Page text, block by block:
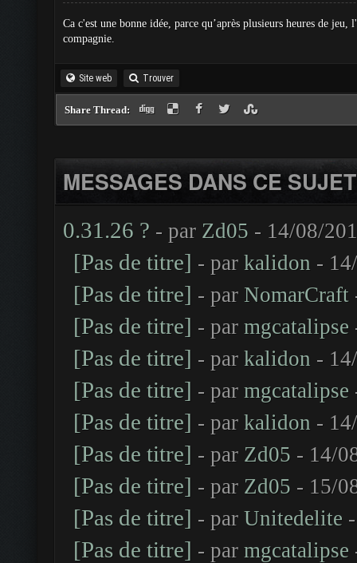
Ca c'est une bonne idée, parce qu’après plusieurs heures de
compagnie.
Site web Trouver
Share Thread:
MESSAGES DANS CE SUJET
0.31.26 ? - par Zd05 - 14/08/
[Pas de titre] - par kalidon -
[Pas de titre] - par NomarCraft
[Pas de titre] - par mgcatalipse
[Pas de titre] - par kalidon -
[Pas de titre] - par mgcatalipse
[Pas de titre] - par kalidon -
[Pas de titre] - par Zd05 - 14/
[Pas de titre] - par Zd05 - 15/
[Pas de titre] - par Unitedelite
[Pas de titre] - par mgcatalipse